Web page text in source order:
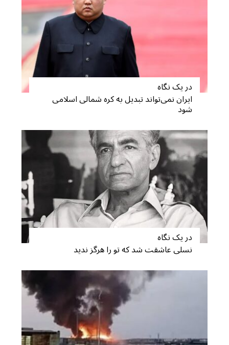
در یک نگاه
ایران نمی‌تواند تبدیل به کره شمالی اسلامی
شود
در یک نگاه
نسلی عاشقت شد که تو را هرگز ندید
h